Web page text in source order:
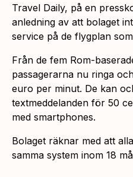
Travel Daily, på en
anledning av att bolaget
service på de flygplan
Från de fem Rom-
passagerarna nu ringa
euro per minut. De kan
textmeddelanden för 50
med smartphones.
Bolaget räknar med att
samma system inom 18